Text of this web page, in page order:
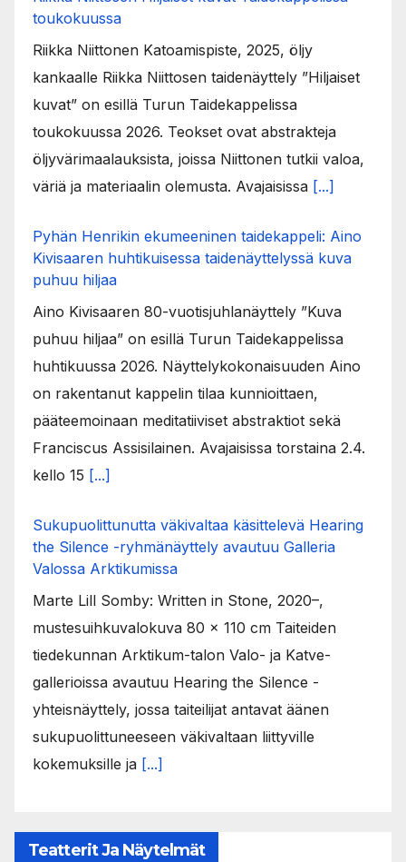
toukokuussa
Riikka Niittonen Katoamispiste, 2025, öljy
kankaalle Riikka Niittosen taidenäyttely ”Hiljaiset
kuvat” on esillä Turun Taidekappelissa
toukokuussa 2026. Teokset ovat abstrakteja
öljyvärimaalauksista, joissa Niittonen tutkii valoa,
väriä ja materiaalin olemusta. Avajaisissa [...]
Pyhän Henrikin ekumeeninen taidekappeli: Aino
Kivisaaren huhtikuisessa taidenäyttelyssä kuva
puhuu hiljaa
Aino Kivisaaren 80-vuotisjuhlanäyttely ”Kuva
puhuu hiljaa” on esillä Turun Taidekappelissa
huhtikuussa 2026. Näyttelykokonaisuuden Aino
on rakentanut kappelin tilaa kunnioittaen,
pääteemoinaan meditatiiviset abstraktiot sekä
Franciscus Assisilainen. Avajaisissa torstaina 2.4.
kello 15 [...]
Sukupuolittunutta väkivaltaa käsittelevä Hearing
the Silence -ryhmänäyttely avautuu Galleria
Valossa Arktikumissa
Marte Lill Somby: Written in Stone, 2020–,
mustesuihkuvalokuva 80 x 110 cm Taiteiden
tiedekunnan Arktikum-talon Valo- ja Katve-
gallerioissa avautuu Hearing the Silence -
yhteisnäyttely, jossa taiteilijat antavat äänen
sukupuolittuneeseen väkivaltaan liittyville
kokemuksille ja [...]
Teatterit Ja Näytelmät